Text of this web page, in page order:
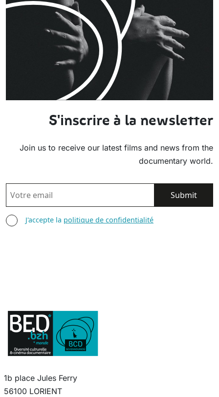
S'inscrire à la newsletter
Join us to receive our latest films and news from the
documentary world.
EMAIL
AGREE TERMS
J'accepte la politique de confidentialité
1b place Jules Ferry
56100 LORIENT